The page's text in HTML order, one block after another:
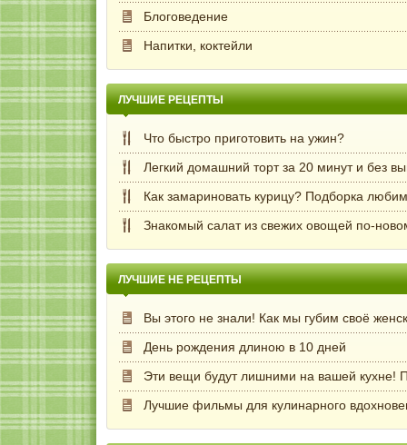
Блоговедение
Напитки, коктейли
ЛУЧШИЕ РЕЦЕПТЫ
Что быстро приготовить на ужин?
Легкий домашний торт за 20 минут и без
Как замариновать курицу? Подборка
Знакомый салат из свежих овощей по-
ЛУЧШИЕ НЕ РЕЦЕПТЫ
Вы этого не знали! Как мы губим своё
День рождения длиною в 10 дней
Эти вещи будут лишними на вашей кухне!
Лучшие фильмы для кулинарного